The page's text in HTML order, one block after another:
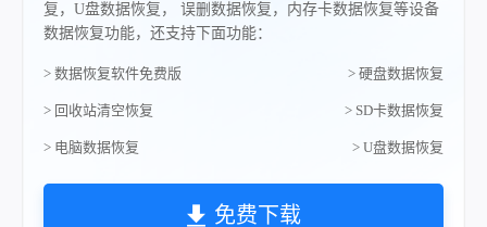
复，U盘数据恢复， 误删数据恢复，内存卡数据恢复等设备
数据恢复功能，还支持下面功能：
> 数据恢复软件免费版 > 硬盘数据恢复
> 回收站清空恢复 > SD卡数据恢复
> 电脑数据恢复 > U盘数据恢复
免费下载